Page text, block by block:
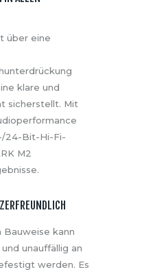
über eine
klare und
sicherstellt. Mit
24-Bit-Hi-Fi-
M2
Bauweise kann
unauffällig an
werden. Es